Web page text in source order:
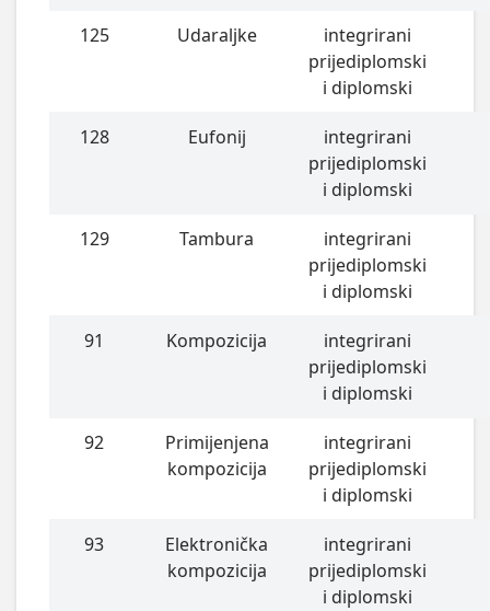
125 Udaraljke
integrirani
prijediplomski
i diplomski
128 Eufonij
integrirani
prijediplomski
i diplomski
129 Tambura
integrirani
prijediplomski
i diplomski
91 Kompozicija
integrirani
prijediplomski
i diplomski
92
Primijenjena
kompozicija
integrirani
prijediplomski
i diplomski
93
Elektronička
kompozicija
integrirani
prijediplomski
i diplomski